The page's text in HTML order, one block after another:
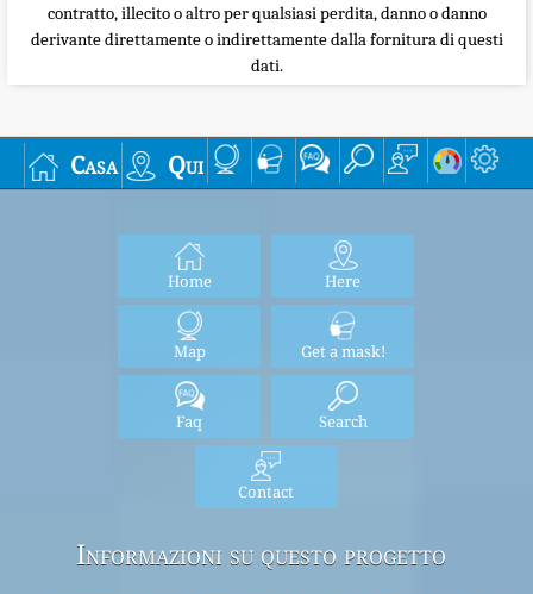
contratto, illecito o altro per qualsiasi perdita, danno o danno
derivante direttamente o indirettamente dalla fornitura di questi
dati.
Casa Qui
Home Here
Map Get a mask!
Faq Search
Contact
Informazioni su questo progetto